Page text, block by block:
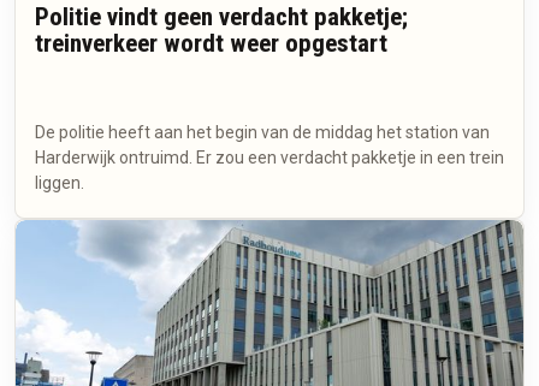
Politie vindt geen verdacht pakketje;
treinverkeer wordt weer opgestart
De politie heeft aan het begin van de middag het station van
Harderwijk ontruimd. Er zou een verdacht pakketje in een trein
liggen.